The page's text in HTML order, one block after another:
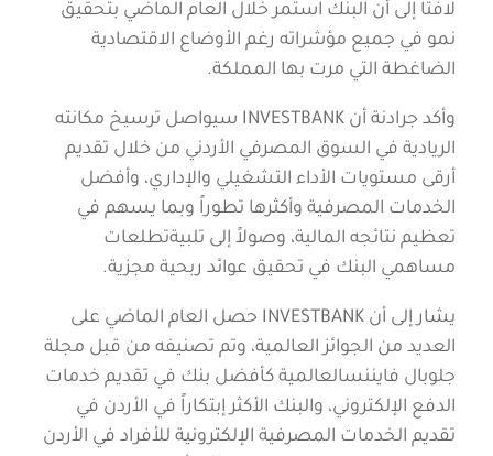
لافتاً إلى أن البنك استمر خلال العام الماضي بتحقيق
نمو في جميع مؤشراته رغم الأوضاع الاقتصادية
الضاغطة التي مرت بها المملكة.
وأكد جرادنة أن INVESTBANK سيواصل ترسيخ مكانته
الريادية في السوق المصرفي الأردني من خلال تقديم
أرقى مستويات الأداء التشغيلي والإداري، وأفضل
الخدمات المصرفية وأكثرها تطوراً وبما يسهم في
تعظيم نتائجه المالية، وصولاً إلى تلبيةتطلعات
مساهمي البنك في تحقيق عوائد ربحية مجزية.
يشار إلى أن INVESTBANK حصل العام الماضي على
العديد من الجوائز العالمية، وتم تصنيفه من قبل مجلة
جلوبال فايننسالعالمية كأفضل بنك في تقديم خدمات
الدفع الإلكتروني، والبنك الأكثر إبتكاراً في الأردن في
تقديم الخدمات المصرفية الإلكترونية للأفراد في الأردن